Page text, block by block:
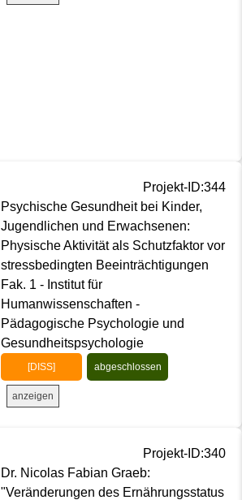
Projekt-ID:344
Psychische Gesundheit bei Kinder,
Jugendlichen und Erwachsenen:
Physische Aktivität als Schutzfaktor vor
stressbedingten Beeinträchtigungen
Fak. 1 - Institut für
Humanwissenschaften -
Pädagogische Psychologie und
Gesundheitspsychologie
[DISS] abgeschlossen
anzeigen
Projekt-ID:340
Dr. Nicolas Fabian Graeb:
"Veränderungen des Ernährungsstatus